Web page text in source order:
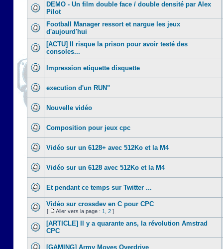
DEMO - Un film double face / double densité par Alex
Pilot
Football Manager ressort et nargue les jeux
d'aujourd'hui
[ACTU] Il risque la prison pour avoir testé des
consoles...
Impression etiquette disquette
execution d'un RUN"
Nouvelle vidéo
Composition pour jeux cpc
Vidéo sur un 6128+ avec 512Ko et la M4
Vidéo sur un 6128 avec 512Ko et la M4
Et pendant ce temps sur Twitter ...
Vidéo sur crossdev en C pour CPC
[ Aller vers la page : 1 2 ]
[ARTICLE] Il y a quarante ans, la révolution Amstrad
CPC
[GAMING] Army Moves Overdrive